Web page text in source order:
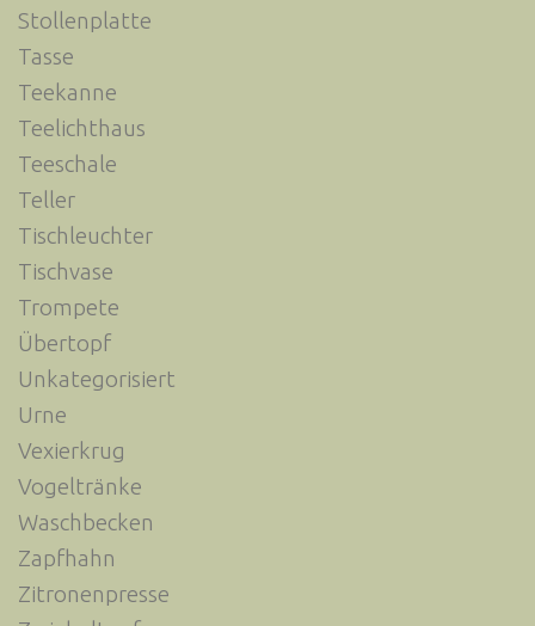
Stollenplatte
Tasse
Teekanne
Teelichthaus
Teeschale
Teller
Tischleuchter
Tischvase
Trompete
Übertopf
Unkategorisiert
Urne
Vexierkrug
Vogeltränke
Waschbecken
Zapfhahn
Zitronenpresse